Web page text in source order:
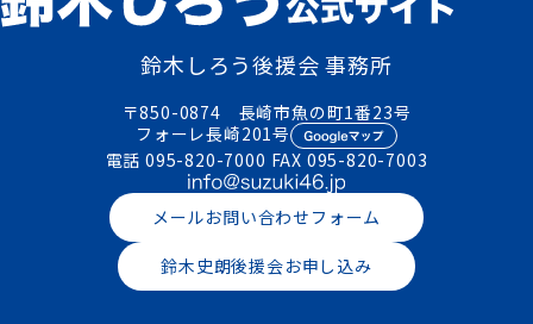
ー
鈴木しろう後援会 事務所
〒850-0874 長崎市魚の町1番23号
フォーレ長崎201号
電話095-820-7000 FAX 095-820-7003
メールお問い合わせフォーム
鈴木史朗後援会お申し込み